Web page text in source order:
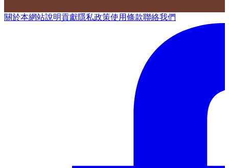
關於本網站說明貢獻隱私政策使用條款聯絡我們